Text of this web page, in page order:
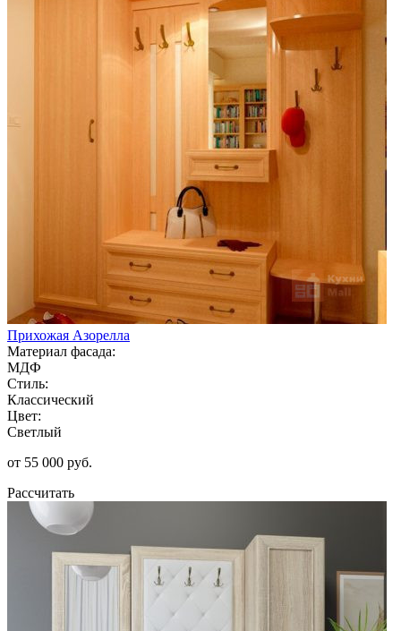
Прихожая Азорелла
Материал фасада:
МДФ
Стиль:
Классический
Цвет:
Светлый
от 55 000 руб.
Рассчитать